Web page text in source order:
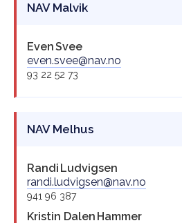
NAV Malvik
EvenSvee
even.svee@nav.no
93 22 52 73
NAV Melhus
Randi Ludvigsen
randi.ludvigsen@nav.no
941 96 387
Kristin Dalen Hammer